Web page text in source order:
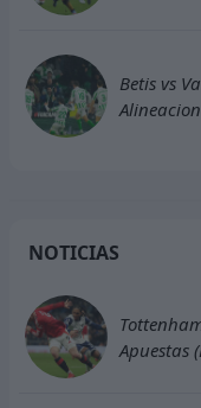
Betis vs
NOTICIAS
Apuestas